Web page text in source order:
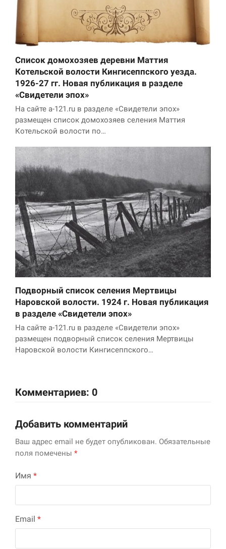
Список домохозяев деревни Маттия
Котельской волости Кингисеппского уезда.
1926-27 гг. Новая публикация в разделе
«Свидетели эпох»
На сайте a-121.ru в разделе «Свидетели эпох»
размещен список домохозяев селения Маттия
Котельской волости по…
Подворный список селения Мертвицы
Наровской волости. 1924 г. Новая публикация
в разделе «Свидетели эпох»
На сайте a-121.ru в разделе «Свидетели эпох»
размещен подворный список селения Мертвицы
Наровской волости Кингисеппского…
Комментариев: 0
Добавить комментарий
Ваш адрес email не будет опубликован. Обязательные
поля помечены *
Имя *
Email *